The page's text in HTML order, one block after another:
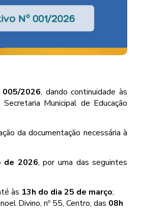
005/2026, dando continuidade às
Municipal de Educação
da documentação necessária à
de 2026, por uma das seguintes
às 13h do dia 25 de março;
Divino, nº 55, Centro, das 08h